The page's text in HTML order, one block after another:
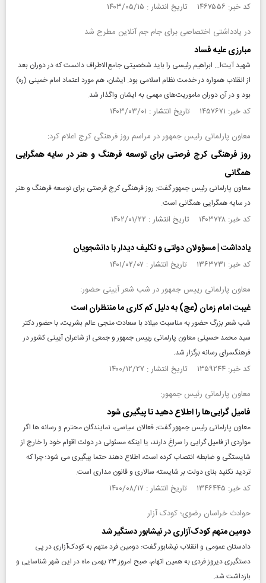
کد خبر: ۱۴۶۷۵۵۶ تاریخ انتشار : ۱۴۰۳/۰۵/۱۵
در یادداشتی اختصاصی برای جام جم آنلاین مطرح شد
مبارزی علیه فساد
شهید آیت‌ا... ابراهیم رئیسی را باید شخصیتی جامع‌الاطراف دانست که در دوران بعد
از انقلاب همواره در خدمت نظام اسلامی بود. ایشان، هم مورد اعتماد امام خمینی (ره)
بود و در آن دوران ماموریت‌های مهمی به ایشان واگذار شد.
کد خبر: ۱۴۵۷۶۷۱ تاریخ انتشار : ۱۴۰۳/۰۳/۰۱
معاون پارلمانی رئیس جمهور در مراسم روز فرهنگی کرج اعلام کرد:
روز فرهنگی کرج فرصتی برای توسعه فرهنگ و هنر در سایه همگرایی
همگانی
معاون پارلمانی رئیس جمهور گفت: روز فرهنگی کرج فرصتی برای توسعه فرهنگ و هنر
در سایه همگرایی همگانی است.
کد خبر: ۱۴۰۳۷۲۸ تاریخ انتشار : ۱۴۰۲/۰۱/۲۲
یادداشت | مسؤولان دولتی و تکلیف دیدار با دانشجویان
کد خبر: ۱۳۶۳۷۳۱ تاریخ انتشار : ۱۴۰۱/۰۲/۰۷
معاون پارلمانى رييس جمهور در شب شعر آیینی حضور:
غیبت امام زمان (عج) به دلیل کم کاری ما منتظران است
شب شعر بزرگ حضور به مناسبت ميلاد با سعادت منجى عالم بشريت، با حضور دكتر
سيد محمد حسينى معاون پارلمانى رييس جمهور و جمعی از شاعران آیینی کشور در
فرهنگسراى رسانه برگزار شد.
کد خبر: ۱۳۵۹۲۴۴ تاریخ انتشار : ۱۴۰۰/۱۲/۲۷
معاون پارلمانی رئیس جمهور:
فامیل گرایی‌ها را اطلاع دهید تا پیگیری شود
معاون پارلمانی رئیس جمهور گفت: فعالان سیاسی، نمایندگان محترم و رسانه ها اگر
مواردی از فامیل گرایی را سراغ دارند، یا اینکه مسئولی در دولت اقوام خود را خارج از
شایستگی و ضابطه انتصاب کرده است، اطلاع دهند حتما پیگیری می شود؛ چرا که
تردید نکنید بنای دولت بر شایسته سالاری و قانون مداری است.
کد خبر: ۱۳۴۶۴۴۵ تاریخ انتشار : ۱۴۰۰/۰۸/۱۷
حوادث خراسان رضوی؛ کودک آزار
دومین متهم کودک‌آزاری در نیشابور دستگیر شد
دادستان عمومی و انقلاب نیشابور گفت: دومین فرد متهم به کودک‌آزاری در پی
دستگیری دیروز فردی به همین اتهام، صبح امروز ۲۳ بهمن ماه در این شهر شناسایی و
بازداشت شد.